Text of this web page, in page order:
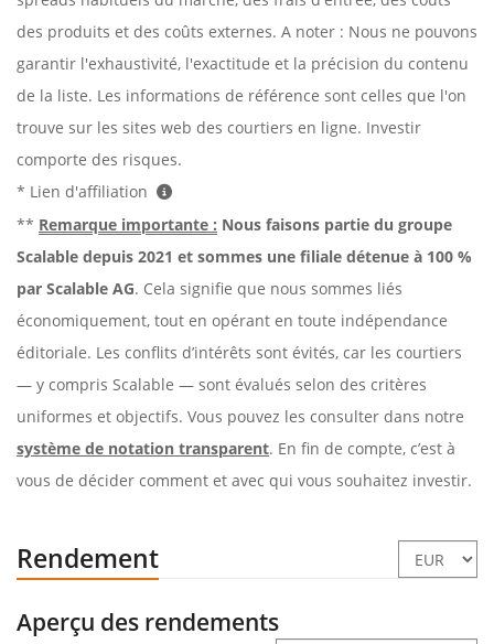
des produits et des coûts externes. A noter : Nous ne pouvons
garantir l'exhaustivité, l'exactitude et la précision du contenu
de la liste. Les informations de référence sont celles que l'on
trouve sur les sites web des courtiers en ligne. Investir
comporte des risques.
* Lien d'affiliation
** Remarque importante : Nous faisons partie du groupe
Scalable depuis 2021 et sommes une filiale détenue à 100 %
par Scalable AG. Cela signifie que nous sommes liés
économiquement, tout en opérant en toute indépendance
éditoriale. Les conflits d’intérêts sont évités, car les courtiers
— y compris Scalable — sont évalués selon des critères
uniformes et objectifs. Vous pouvez les consulter dans notre
système de notation transparent. En fin de compte, c’est à
vous de décider comment et avec qui vous souhaitez investir.
Rendement
Aperçu des rendements